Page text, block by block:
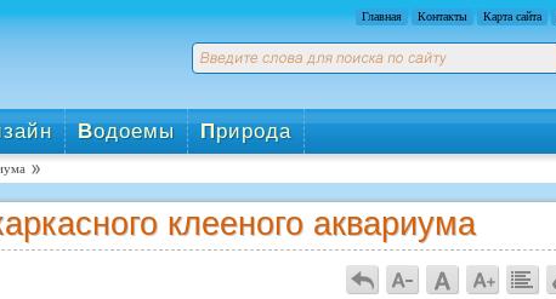
Главная Контакты Карта сайта
Водоемы Природа
клееного аквариума